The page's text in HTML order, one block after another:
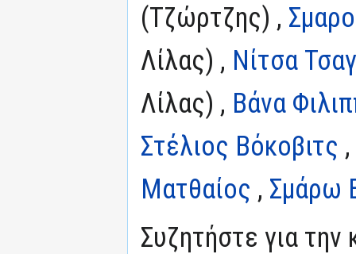
(Τζώρτζης) ,
Λίλας) , Νίτσα
Λίλας) , Βάνα
Στέλιος Βόκοβιτς ,
Ματθαίος , Σμάρω
Συζητήστε για την